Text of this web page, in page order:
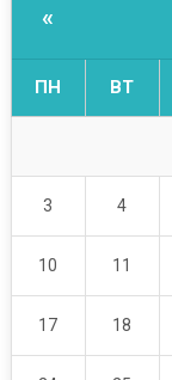
«
ПН ВТ
3 4
10 11
17 18